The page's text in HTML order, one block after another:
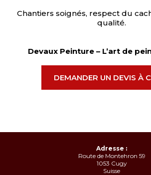
Chantiers soignés, respect du
qualité.
Devaux Peinture – L’art de
DEMANDER UN DEVIS À
Adresse :
Route de Montehron 59
1053 Cugy
Suisse